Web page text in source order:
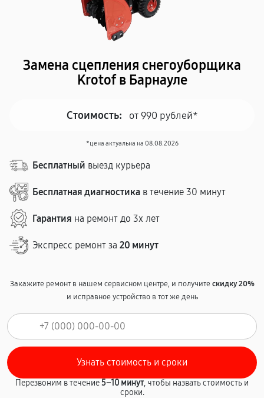
Замена сцепления снегоуборщика
Krotof в Барнауле
Стоимость: от 990 рублей*
*цена актуальна на 08.08.2026
Бесплатный выезд курьера
Бесплатная диагностика в течение 30 минут
Гарантия на ремонт до 3х лет
Экспресс ремонт за 20 минут
Закажите ремонт в нашем сервисном центре, и получитескидку 20%
и исправное устройство в тот же день
Перезвоним в течение5–10 минут, чтобы назвать стоимость и
сроки.